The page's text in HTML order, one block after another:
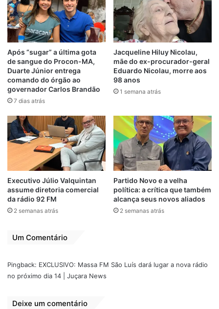
Como diretor da nova Rádio 98 FM, Laska
Campos terá o desafio de reverter os
baixos índices de audiência e reposicionar a
marca entre as mais ouvidas da Região
Metropolitana de São Luís. Experiência para
isso não lhe falta: são mais de 30 anos no
rádio maranhense, com passagens por
grandes emissoras e forte apelo popular.
Além da função executiva, Laska continuará
Como um dos comunicadores mais
carismáticos do estado, ele seguirá nos
ouvintes e reforçando seu estilo regional e
Após “sugar” a última gota
de sangue do Procon-MA,
Duarte Júnior entrega
comando do órgão ao
governador Carlos Brandão
7 dias atrás
Jacqueline Hiluy Nicolau,
mãe do ex-procurador-geral
Eduardo Nicolau, morre aos
98 anos
1 semana atrás
Executivo Júlio Valquintan
assume diretoria comercial
da rádio 92 FM
2 semanas atrás
Partido Novo e a velha
política: a crítica que também
alcança seus novos aliados
2 semanas atrás
Um Comentário
Pingback: EXCLUSIVO: Massa FM São Luís dará lugar a nova rádio
no próximo dia 14 | Juçara News
Deixe um comentário